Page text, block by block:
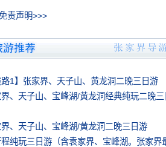
责声明>>>
路1】张家界、天子山、黄龙洞二晚三日游
、天子山、宝峰湖/黄龙洞经典纯玩二晚三
、天子山、宝峰湖/黄龙洞二晚三日游
纯玩三日游（含袁家界、宝峰湖。张家界